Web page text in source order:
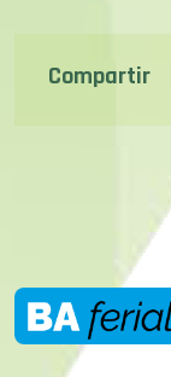
Compartir